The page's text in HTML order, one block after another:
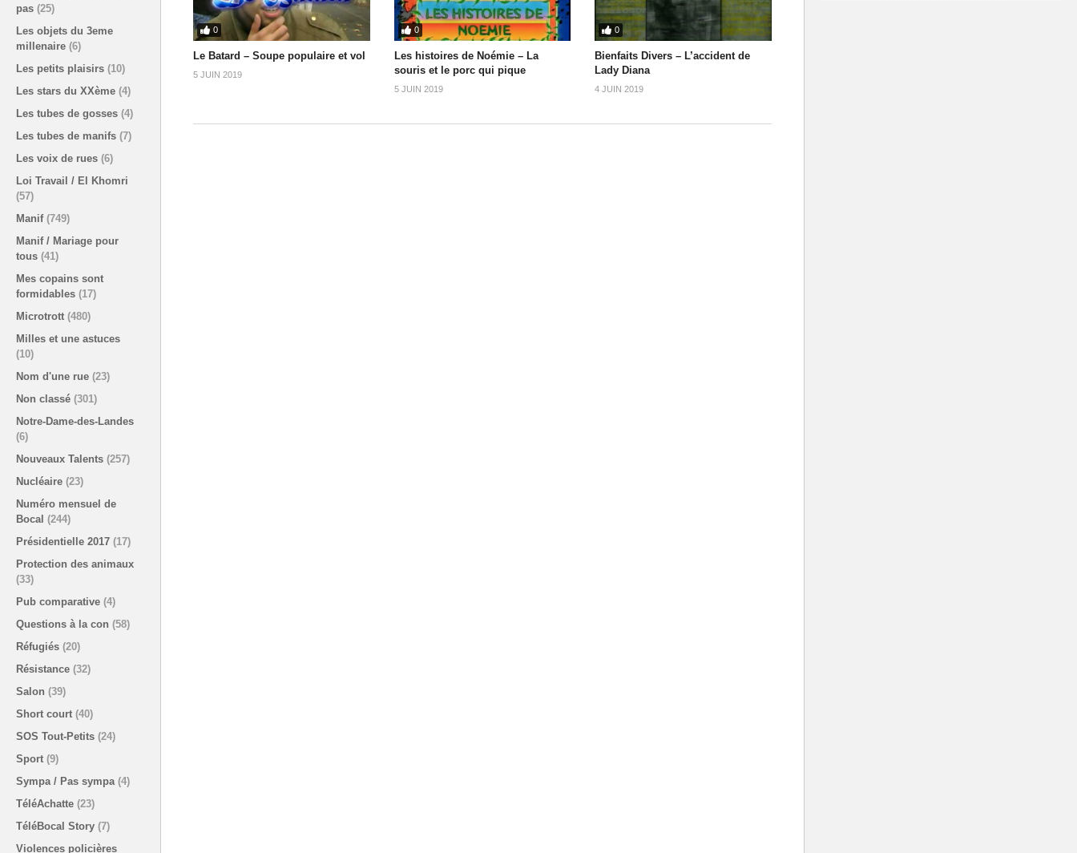
pas (25)
Les objets du 3eme
millenaire (6)
Les petits plaisirs (10)
Les stars du XXème (4)
Les tubes de gosses (4)
Les tubes de manifs (7)
Les voix de rues (6)
Loi Travail / El Khomri
(57)
Manif (749)
Manif / Mariage pour
tous (41)
Mes copains sont
formidables (17)
Microtrott (480)
Milles et une astuces
(10)
Nom d'une rue (23)
Non classé (301)
Notre-Dame-des-Landes
(6)
Nouveaux Talents (257)
Nucléaire (23)
Numéro mensuel de
Bocal (244)
Présidentielle 2017 (17)
Protection des animaux
(33)
Pub comparative (4)
Questions à la con (58)
Réfugiés (20)
Résistance (32)
Salon (39)
Short court (40)
SOS Tout-Petits (24)
Sport (9)
Sympa / Pas sympa (4)
TéléAchatte (23)
TéléBocal Story (7)
Violences policières
0
Le Batard – Soupe populaire et vol
5 JUIN 2019
0
Les histoires de Noémie – La
souris et le porc qui pique
5 JUIN 2019
0
Bienfaits Divers – L’accident de
Lady Diana
4 JUIN 2019